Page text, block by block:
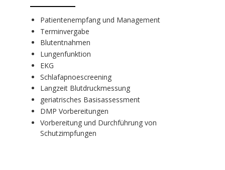
Patientenempfang und Management
Terminvergabe
Blutentnahmen
Lungenfunktion
EKG
Schlafapnoescreening
Langzeit Blutdruckmessung
geriatrisches Basisassessment
DMP Vorbereitungen
Vorbereitung und Durchführung von
Schutzimpfungen